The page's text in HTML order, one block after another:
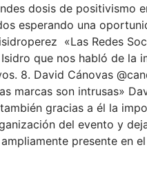
dosis de positivismo
esperando una
«Las Redes
que nos habló de la
8. David Cánovas
marcas son intrusas»
gracias a él la
del evento y
presente en